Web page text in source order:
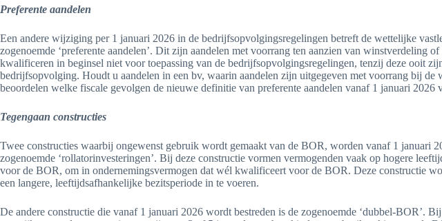
Preferente aandelen
Een andere wijziging per 1 januari 2026 in de bedrijfsopvolgingsregelingen betreft de wettelijke
zogenoemde ‘preferente aandelen’. Dit zijn aandelen met voorrang ten aanzien van winstverdeling
kwalificeren in beginsel niet voor toepassing van de bedrijfsopvolgingsregelingen, tenzij deze ooit
bedrijfsopvolging. Houdt u aandelen in een bv, waarin aandelen zijn uitgegeven met voorrang bij de
beoordelen welke fiscale gevolgen de nieuwe definitie van preferente aandelen vanaf 1 januari 2026
Tegengaan constructies
Twee constructies waarbij ongewenst gebruik wordt gemaakt van de BOR, worden vanaf 1 januari
zogenoemde ‘rollatorinvesteringen’. Bij deze constructie vormen vermogenden vaak op hogere
voor de BOR, om in ondernemingsvermogen dat wél kwalificeert voor de BOR. Deze constructie
een langere, leeftijdsafhankelijke bezitsperiode in te voeren.
De andere constructie die vanaf 1 januari 2026 wordt bestreden is de zogenoemde ‘dubbel-BOR’.